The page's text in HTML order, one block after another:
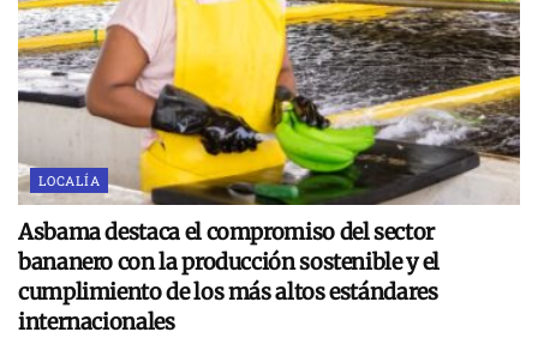
LOCALÍA
Asbama destaca el compromiso del sector
bananero con la producción sostenible y el
cumplimiento de los más altos estándares
internacionales